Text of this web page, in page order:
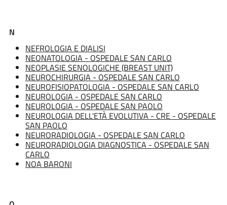
N
NEFROLOGIA E DIALISI
NEONATOLOGIA - OSPEDALE SAN CARLO
NEOPLASIE SENOLOGICHE (BREAST UNIT)
NEUROCHIRURGIA - OSPEDALE SAN CARLO
NEUROFISIOPATOLOGIA - OSPEDALE SAN CARLO
NEUROLOGIA - OSPEDALE SAN CARLO
NEUROLOGIA - OSPEDALE SAN PAOLO
NEUROLOGIA DELL'ETÀ EVOLUTIVA - CRE - OSPEDALE
SAN PAOLO
NEURORADIOLOGIA - OSPEDALE SAN CARLO
NEURORADIOLOGIA DIAGNOSTICA - OSPEDALE SAN
CARLO
NOA BARONI